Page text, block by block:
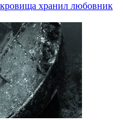
хранил любовник